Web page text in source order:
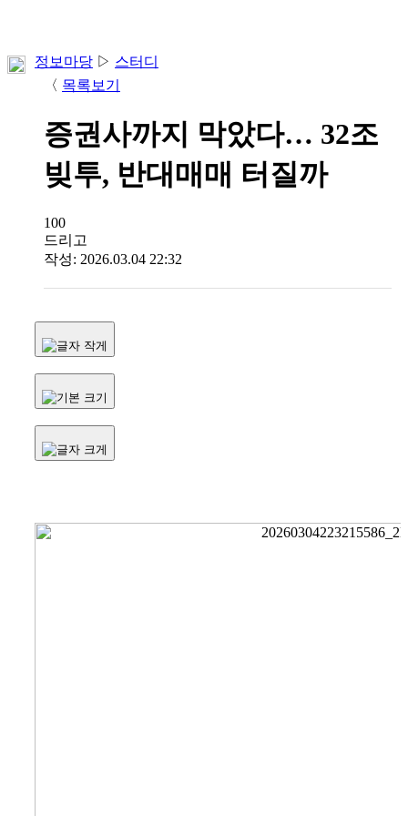
정보마당 ▷ 스터디
〈 목록보기
증권사까지 막았다… 32조
빚투, 반대매매 터질까
100
드리고
작성: 2026.03.04 22:32